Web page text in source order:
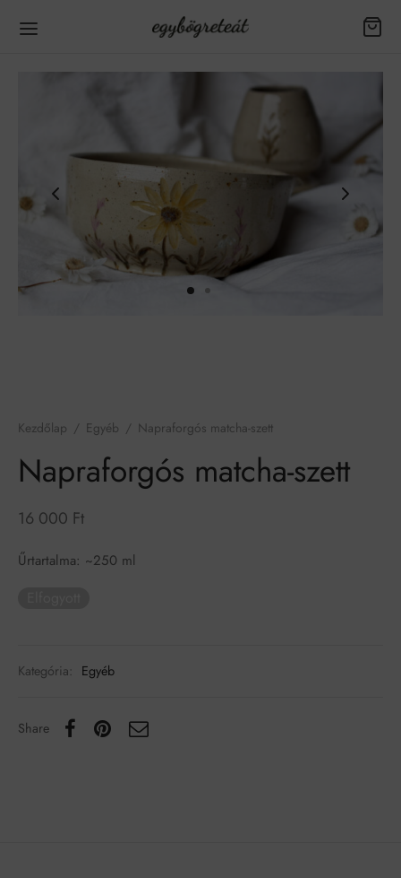
Kezdőlap / Egyéb / Napraforgós matcha-szett
Napraforgós matcha-szett
16 000 Ft
Űrtartalma: ~250 ml
Kategória: Egyéb
Share